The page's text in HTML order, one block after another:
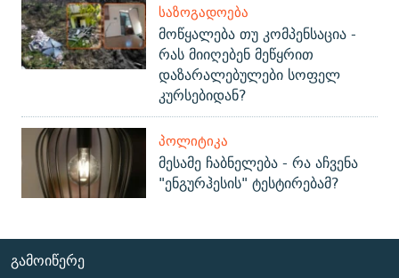
ᲡᲐᲖᲝᲒᲐᲓᲝᲔᲑᲐ
მოწყალება თუ კომპენსაცია -
რას მიიღებენ მეწყრით
დაზარალებულები სოფელ
კურსებიდან?
ᲞᲝᲚᲘᲢᲘᲙᲐ
მესამე ჩაბნელება - რა აჩვენა
"ენგურჰესის" ტესტირებამ?
ᲒᲐᲛᲝᲘᲬᲔᲠᲔ